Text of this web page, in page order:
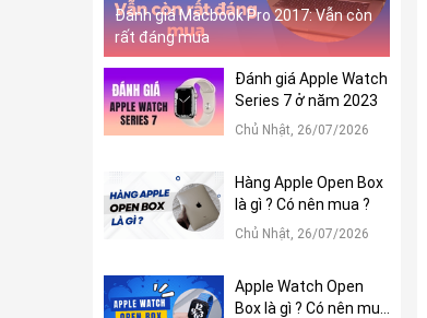
Đánh giá Macbook Pro 2017: Vẫn còn
rất đáng mua
Đánh giá Apple Watch
Series 7 ở năm 2023
Chủ Nhật, 26/07/2026
Hàng Apple Open Box
là gì ? Có nên mua ?
Chủ Nhật, 26/07/2026
Apple Watch Open
Box là gì ? Có nên mua